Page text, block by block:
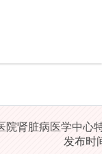
院肾脏病医学中心
发布时